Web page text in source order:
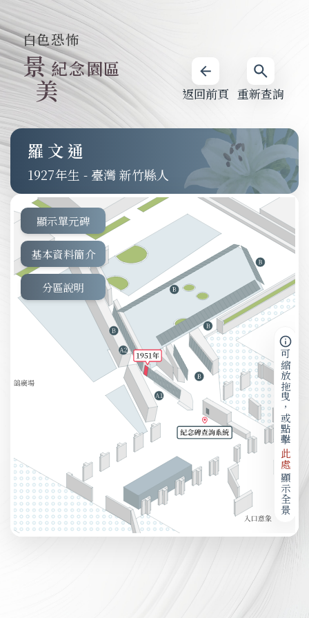
重新查詢
返回前頁
白色恐怖
景
美
紀念園區
羅文通
1927 - 臺灣 新竹縣人
顯示單元碑
基本資料簡介
分區說明
可縮放拖曳，或點擊
此處
顯示全景